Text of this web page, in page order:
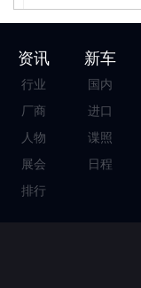
资讯
行业
厂商
人物
展会
排行
新车
国内
进口
谍照
日程